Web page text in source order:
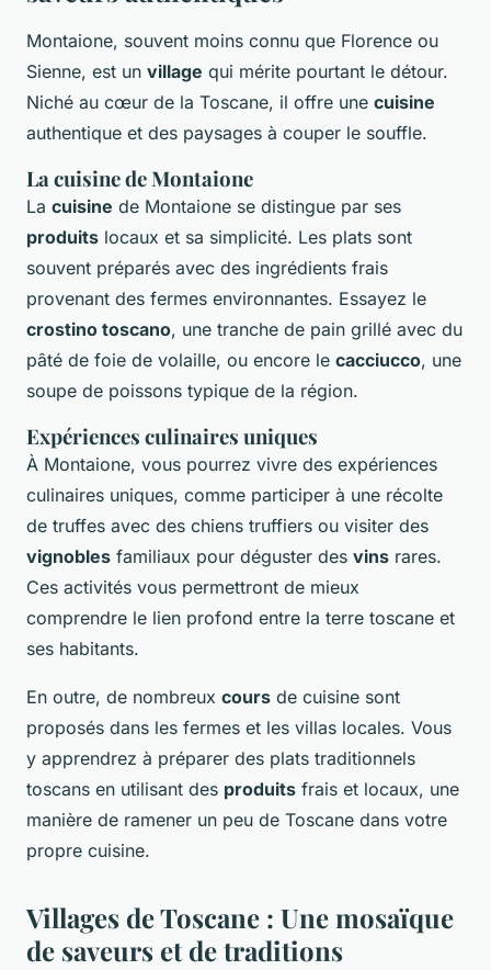
Montaione, souvent moins connu que Florence ou
Sienne, est un village qui mérite pourtant le détour.
Niché au cœur de la Toscane, il offre une cuisine
authentique et des paysages à couper le souffle.
La cuisine de Montaione
La cuisine de Montaione se distingue par ses
produits locaux et sa simplicité. Les plats sont
souvent préparés avec des ingrédients frais
provenant des fermes environnantes. Essayez le
crostino toscano, une tranche de pain grillé avec du
pâté de foie de volaille, ou encore le cacciucco, une
soupe de poissons typique de la région.
Expériences culinaires uniques
À Montaione, vous pourrez vivre des expériences
culinaires uniques, comme participer à une récolte
de truffes avec des chiens truffiers ou visiter des
vignobles familiaux pour déguster des vins rares.
Ces activités vous permettront de mieux
comprendre le lien profond entre la terre toscane et
ses habitants.
En outre, de nombreux cours de cuisine sont
proposés dans les fermes et les villas locales. Vous
y apprendrez à préparer des plats traditionnels
toscans en utilisant des produits frais et locaux, une
manière de ramener un peu de Toscane dans votre
propre cuisine.
Villages de Toscane : Une mosaïque
de saveurs et de traditions